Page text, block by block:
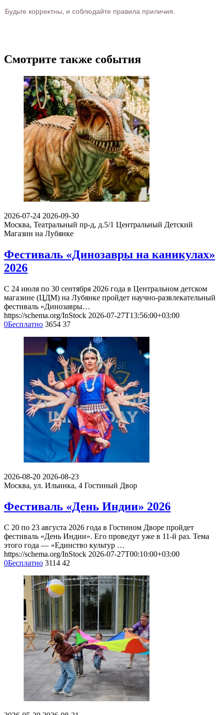
Будьте корректны, и соблюдайте правила приличия.
Смотрите также события
2026-07-24 2026-09-30
Москва, Театральный пр-д, д.5/1 Центральный Детский
Магазин на Лубянке
Фестиваль «Динозавры на каникулах»
2026
С 24 июля по 30 сентября 2026 года в Центральном детском
магазине (ЦДМ) на Лубянке пройдет научно-развлекательный
фестиваль «Динозавры…
https://schema.org/InStock 2026-07-27T13:56:00+03:00
0Бесплатно 3654 37
2026-08-20 2026-08-23
Москва, ул. Ильинка, 4 Гостиный Двор
Фестиваль «День Индии» 2026
С 20 по 23 августа 2026 года в Гостином Дворе пройдет
фестиваль «День Индии». Его проведут уже в 11-й раз. Тема
этого года — «Единство культур …
https://schema.org/InStock 2026-07-27T00:10:00+03:00
0Бесплатно 3114 42